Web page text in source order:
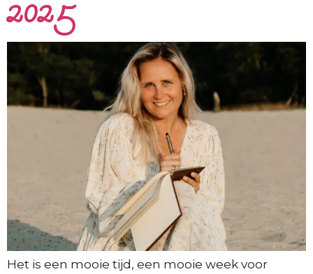
Het is een mooie tijd, een mooie week voor